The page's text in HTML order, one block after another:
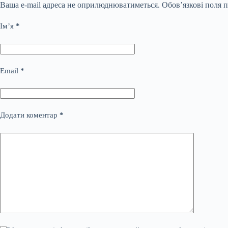
Ваша e-mail адреса не оприлюднюватиметься. Обов’язкові поля
Ім’я *
Email *
Додати коментар *